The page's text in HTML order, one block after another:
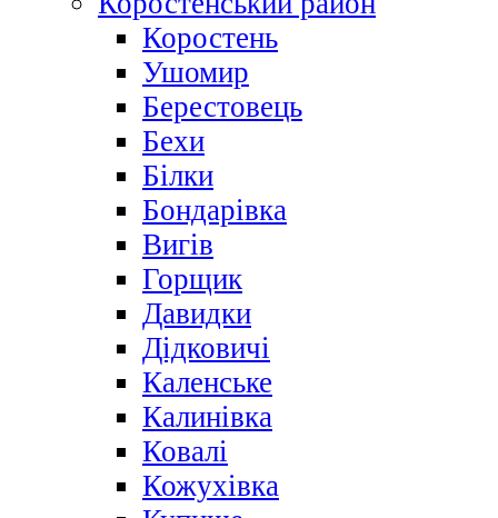
Коростень
Ушомир
Берестовець
Бехи
Білки
Бондарівка
Вигів
Горщик
Давидки
Дідковичі
Каленське
Калинівка
Ковалі
Кожухівка